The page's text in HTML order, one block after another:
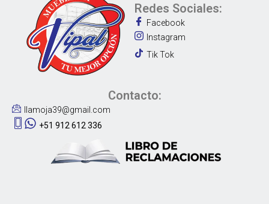
Redes Sociales:
Facebook
Instagram
Tik Tok
Contacto:
llamoja39@gmail.com
+51 912 612 336